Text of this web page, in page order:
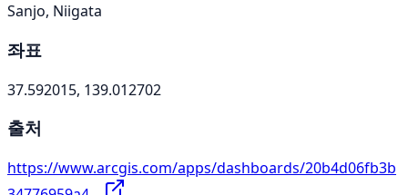
Sanjo, Niigata
좌표
37.592015, 139.012702
출처
https://www.arcgis.com/apps/dashboards/20b4d06fb3b